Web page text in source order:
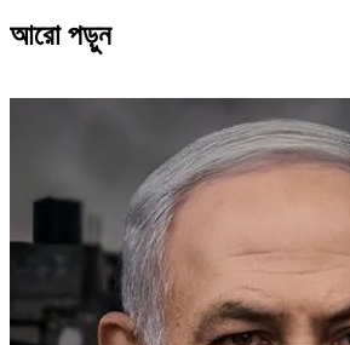
আরো পড়ুন